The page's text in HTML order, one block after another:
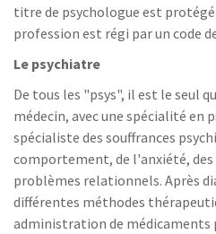
titre de psychologue est
profession est régi par un code
Le psychiatre
De tous les "psys", il est le seul
médecin, avec une spécialité en
spécialiste des souffrances
comportement, de l'anxiété, des
problèmes relationnels. Après
différentes méthodes
administration de médicaments